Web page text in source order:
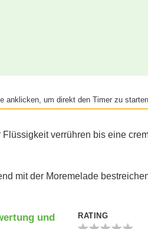
anklicken, um direkt den Timer zu starten.
verrühren bis eine
mit der Moremelade
und
RATING